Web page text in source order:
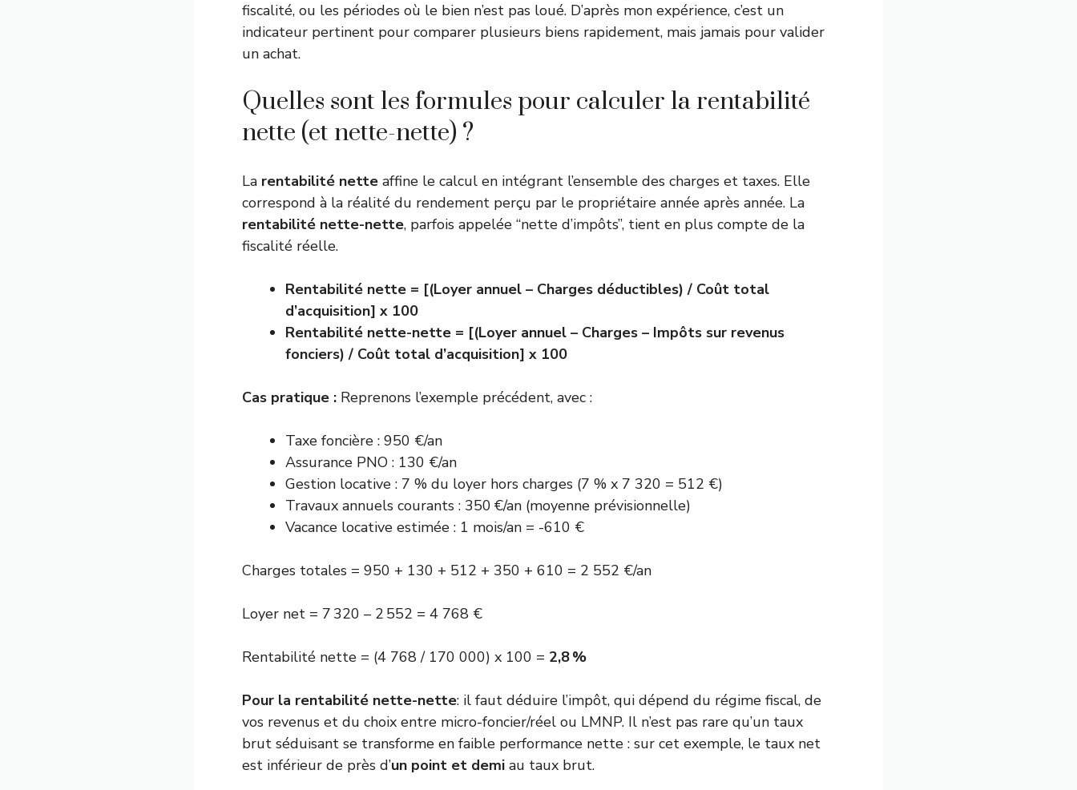
fiscalité, ou les périodes où le bien n’est pas loué. D’après mon expérience, c’est un
indicateur pertinent pour comparer plusieurs biens rapidement, mais jamais pour valider
un achat.
Quelles sont les formules pour calculer la rentabilité
nette (et nette-nette) ?
La rentabilité nette affine le calcul en intégrant l’ensemble des charges et taxes. Elle
correspond à la réalité du rendement perçu par le propriétaire année après année. La
rentabilité nette-nette, parfois appelée “nette d’impôts”, tient en plus compte de la
fiscalité réelle.
Rentabilité nette = [(Loyer annuel – Charges déductibles) / Coût total
d’acquisition] x 100
Rentabilité nette-nette = [(Loyer annuel – Charges – Impôts sur revenus
fonciers) / Coût total d’acquisition] x 100
Cas pratique : Reprenons l’exemple précédent, avec :
Taxe foncière : 950 €/an
Assurance PNO : 130 €/an
Gestion locative : 7 % du loyer hors charges (7 % x 7 320 = 512 €)
Travaux annuels courants : 350 €/an (moyenne prévisionnelle)
Vacance locative estimée : 1 mois/an = -610 €
Charges totales = 950 + 130 + 512 + 350 + 610 = 2 552 €/an
Loyer net = 7 320 – 2 552 = 4 768 €
Rentabilité nette = (4 768 / 170 000) x 100 = 2,8 %
Pour la rentabilité nette-nette: il faut déduire l’impôt, qui dépend du régime fiscal, de
vos revenus et du choix entre micro-foncier/réel ou LMNP. Il n’est pas rare qu’un taux
brut séduisant se transforme en faible performance nette : sur cet exemple, le taux net
est inférieur de près d’un point et demi au taux brut.